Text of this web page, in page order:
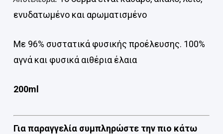
ενυδατωμένο και αρωματισμένο
Με 96% συστατικά φυσικής προέλευσης. 100%
αγνά και φυσικά αιθέρια έλαια
200ml
Για παραγγελία συμπληρώστε την πιο κάτω